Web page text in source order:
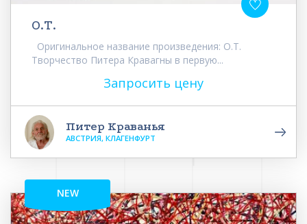
О.Т.
Оригинальное название произведения: О.Т.
Творчество Питера Кравагны в первую...
Запросить цену
Питер Краванья
АВСТРИЯ, КЛАГЕНФУРТ
NEW